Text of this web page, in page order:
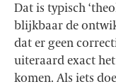
Dat is typisch
blijkbaar de
dat er geen
uiteraard exact
komen. Als iets